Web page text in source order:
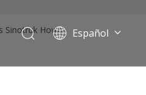
Español
Pусский
Sinotruk Howo